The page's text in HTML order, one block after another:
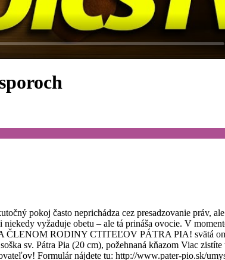
pokoj často neprichádza cez presadzovanie práv,
vyžaduje obetu – ale tá prináša ovocie. V
ČLENOM RODINY CTITEĽOV PÁTRA PIA! svätá
sv. Pátra Pia (20 cm), požehnaná kňazom Viac
Formulár nájdete tu: http://www.pater-pio.sk/